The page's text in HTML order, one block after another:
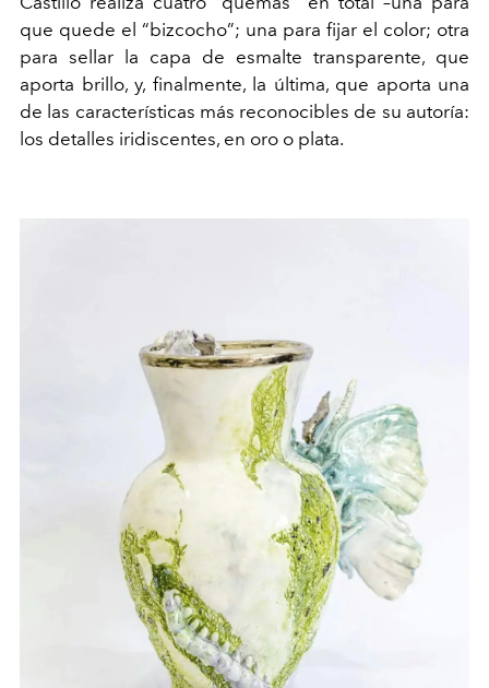
que quede el “bizcocho”; una para fijar el color; otra
para sellar la capa de esmalte transparente, que
aporta brillo, y, finalmente, la última, que aporta una
de las características más reconocibles de su autoría:
los detalles iridiscentes, en oro o plata.